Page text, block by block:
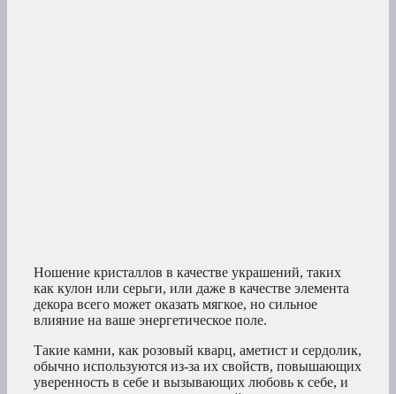
Ношение кристаллов в качестве украшений, таких
как кулон или серьги, или даже в качестве элемента
декора всего может оказать мягкое, но сильное
влияние на ваше энергетическое поле.
Такие камни, как розовый кварц, аметист и сердолик,
обычно используются из-за их свойств, повышающих
уверенность в себе и вызывающих любовь к себе, и